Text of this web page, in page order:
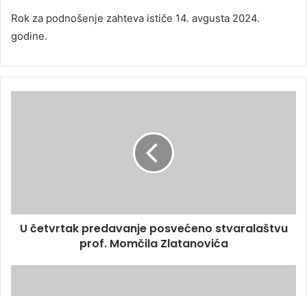
Rok za podnošenje zahteva ističe 14. avgusta 2024.
godine.
U četvrtak predavanje posvećeno stvaralaštvu
prof. Momčila Zlatanovića